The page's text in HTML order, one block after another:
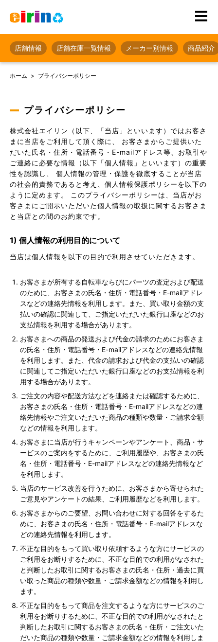
店舗情報 店舗在庫一覧情報 メーカー別情報 商品紹介
ホーム プライバシーポリシー
プライバシーポリシー
株式会社エイリン（以下、「当店」といいます）ではお客さ
まに当店をご利用して頂く際に、 お客さまからご提供いた
だいた氏名・住所・電話番号・E-mailアドレス等、お取引や
ご連絡に必要な情報（以下「個人情報」といいます）の重要
性を認識し、 個人情報の管理・保護を徹底することが当店
の社会的責務であると考え、個人情報保護ポリシーを以下の
ように定めます。 このプライバシーポリシーは、当店がお
客さまにご開示いただいた個人情報の取扱に関するお客さま
と当店との間のお約束です。
1) 個人情報の利用目的について
当店は個人情報を以下の目的で利用させていただきます。
お客さまが所有する自転車ならびにパーツの査定および配送
のために、お客さまの氏名・住所・電話番号・E-mailアドレ
スなどの連絡先情報を利用します。また、買い取り金額の支
払いの確認に関連して、ご指定いただいた銀行口座などのお
支払情報を利用する場合があります。
お客さまへの商品の発送および代金の請求のためにお客さま
の氏名・住所・電話番号・E-mailアドレスなどの連絡先情報
を利用します。また、代金の請求および代金の支払いの確認
に関連してご指定いただいた銀行口座などのお支払情報を利
用する場合があります。
ご注文の内容や配送方法などを連絡または確認するために、
お客さまの氏名・住所・電話番号・E-mailアドレスなどの連
絡先情報やご注文いただいた商品の種類や数量・ご請求金額
などの情報を利用します。
お客さまに当店が行うキャンペーンやアンケート、商品・サ
ービスのご案内をするために、ご利用履歴や、お客さまの氏
名・住所・電話番号・E-mailアドレスなどの連絡先情報など
を利用します。
当店のサービス改善を行うために、お客さまから寄せられた
ご意見やアンケートの結果、ご利用履歴などを利用します。
お客さまからのご要望、お問い合わせに対する回答をするた
めに、お客さまの氏名・住所・電話番号・E-mailアドレスな
どの連絡先情報を利用します。
不正な目的をもって買い取り依頼するような方にサービスの
ご利用をお断りするために、不正な目的での利用がなされた
と判断したお取引に関するお客さまの氏名・住所・過去に買
い取った商品の種類や数量・ご請求金額などの情報を利用し
ます。
不正な目的をもって商品を注文するような方にサービスのご
利用をお断りするために、不正な目的での利用がなされたと
判断したお取引に関するお客さまの氏名・住所・ご注文いた
だいた商品の種類や数量・ご請求金額などの情報を利用しま